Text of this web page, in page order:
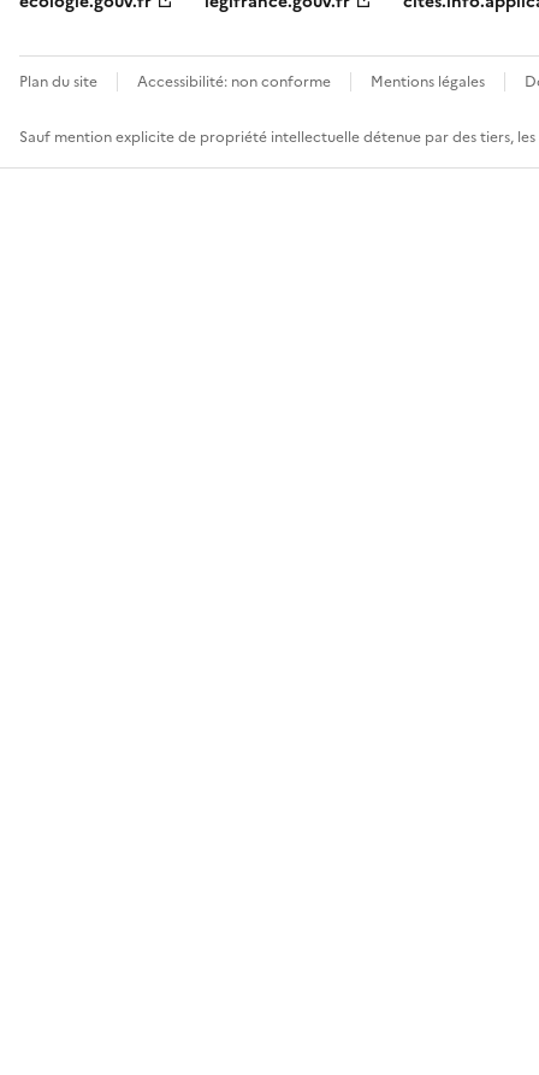
Plan du site Accessibilité: non conforme Mentions légales
Sauf mention explicite de propriété intellectuelle détenue par des tiers,